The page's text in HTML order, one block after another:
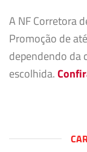
A NF Corretora
Promoção de
dependendo da
escolhida.